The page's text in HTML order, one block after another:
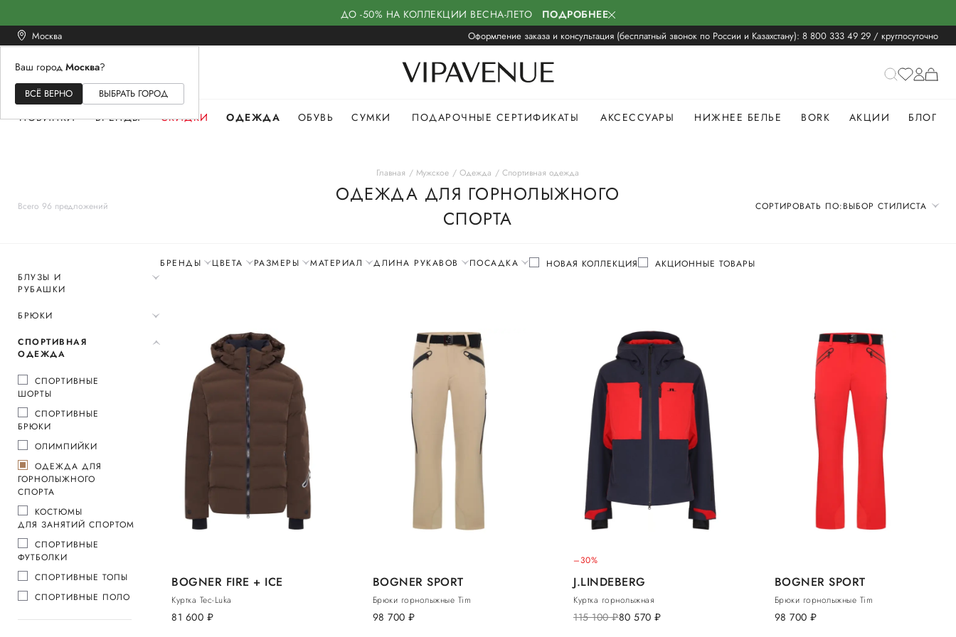
ДО -50% НА КОЛЛЕКЦИИ ВЕСНА-ЛЕТО ПОДРОБНЕЕ
Москва Оформление заказа и консультация (бесплатный звонок по России и Казахстану): 8 800 333 49 29 / круглосуточно
Ваш город Москва?
ВСЁ ВЕРНО ВЫБРАТЬ ГОРОД
ЖЕНСКОЕМУЖСКОЕ
НОВИНКИ БРЕНДЫ СКИДКИ ОДЕЖДА ОБУВЬ СУМКИ ПОДАРОЧНЫЕ СЕРТИФИКАТЫ АКСЕССУАРЫ НИЖНЕЕ БЕЛЬЕ BORK АКЦИИ БЛОГ
Всего 96 предложений
Главная Мужское Одежда Спортивная одежда
ОДЕЖДА ДЛЯ ГОРНОЛЫЖНОГО
СПОРТА
СОРТИРОВАТЬ ПО:ВЫБОР СТИЛИСТА
БЛУЗЫ И
РУБАШКИ
БРЮКИ
СПОРТИВНАЯ
ОДЕЖДА
СПОРТИВНЫЕ
ШОРТЫ
СПОРТИВНЫЕ
БРЮКИ
ОЛИМПИЙКИ
ОДЕЖДА ДЛЯ
ГОРНОЛЫЖНОГО
СПОРТА
КОСТЮМЫ
ДЛЯ ЗАНЯТИЙ СПОРТОМ
СПОРТИВНЫЕ
ФУТБОЛКИ
СПОРТИВНЫЕ ТОПЫ
СПОРТИВНЫЕ ПОЛО
БРЕНДЫ ЦВЕТА РАЗМЕРЫ МАТЕРИАЛ ДЛИНА РУКАВОВ ПОСАДКА НОВАЯ КОЛЛЕКЦИЯ АКЦИОННЫЕ ТОВАРЫ
BOGNER FIRE + ICE
Куртка Tec-Luka
81 600 руб.
BOGNER SPORT
Брюки горнолыжные Tim
98 700 руб.
–30%
J.LINDEBERG
Куртка горнолыжная
115 100руб.80 570 руб.
BOGNER SPORT
Брюки горнолыжные Tim
98 700 руб.